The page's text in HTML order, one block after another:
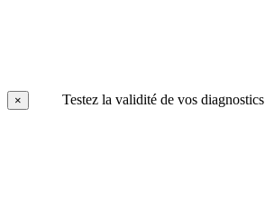
× Testez la validité de vos diagnostics